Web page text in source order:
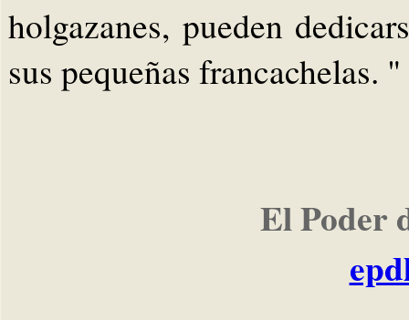
holgazanes, pueden
sus pequeñas francachelas. "
El Poder